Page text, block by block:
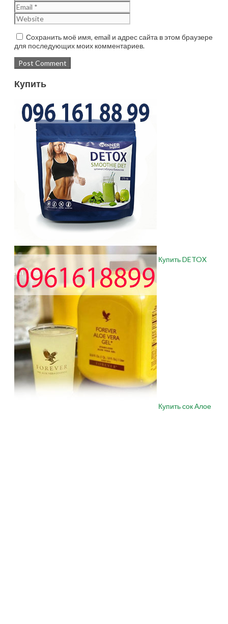
Сохранить моё имя, email и адрес сайта в этом браузере
для последующих моих комментариев.
Купить
Купить DETOX
Купить сок Алое